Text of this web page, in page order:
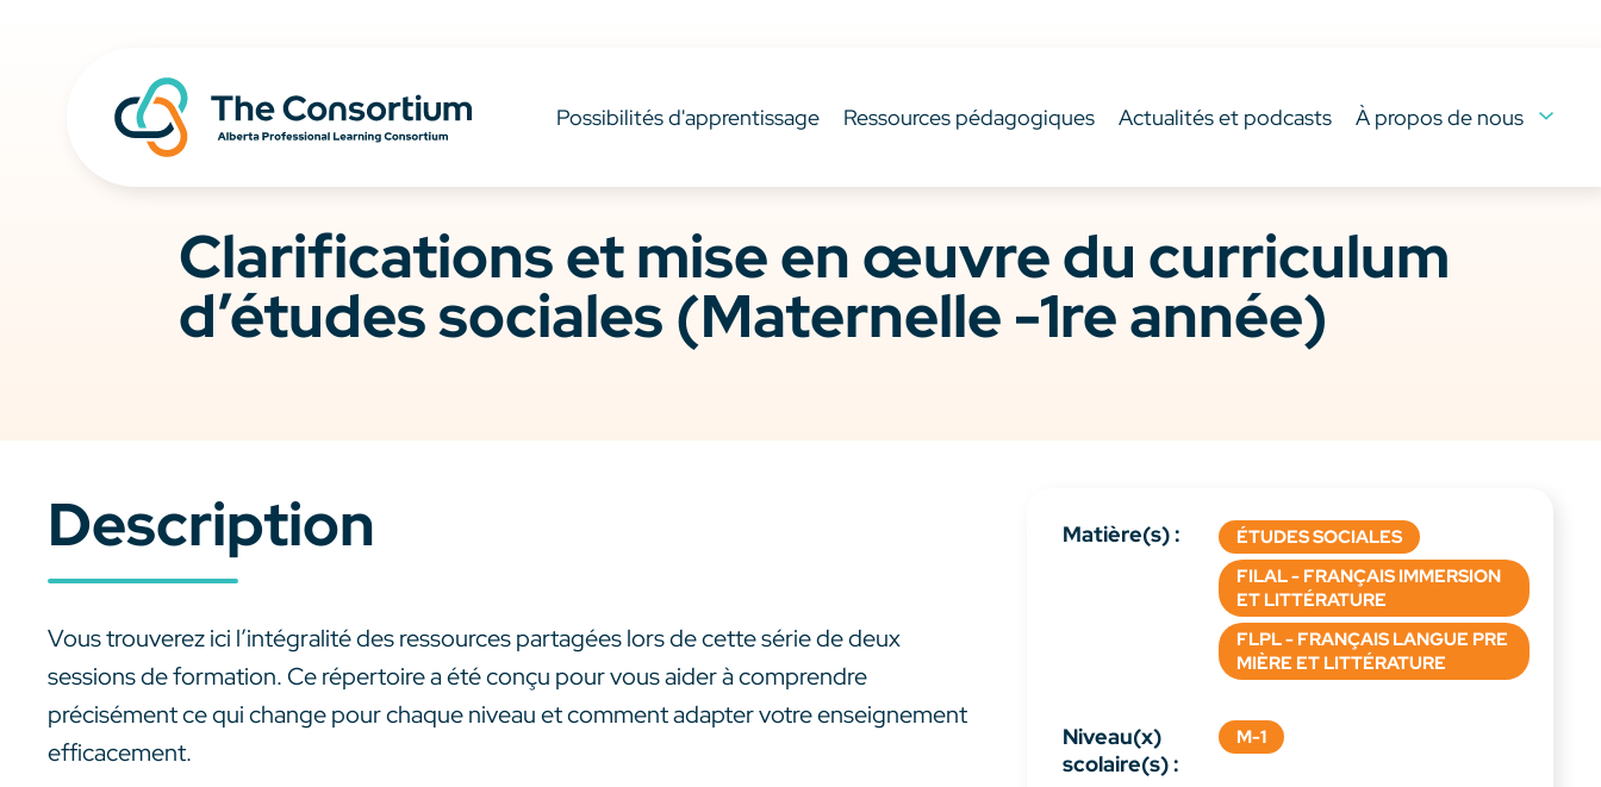
Possibilités d'apprentissage Ressources pédagogiques Actualités et podcasts À propos de nous
Clarifications et mise en œuvre du curriculum
d’études sociales (Maternelle -1re année)
Description
Vous trouverez ici l’intégralité des ressources partagées lors de cette série de deux
sessions de formation. Ce répertoire a été conçu pour vous aider à comprendre
précisément ce qui change pour chaque niveau et comment adapter votre enseignement
efficacement.
Matière(s) :
ÉTUDES SOCIALES
FILAL - FRANÇAIS IMMERSION
ET LITTÉRATURE
FLPL - FRANÇAIS LANGUE PRE
MIÈRE ET LITTÉRATURE
Niveau(x)
scolaire(s) :
M-1